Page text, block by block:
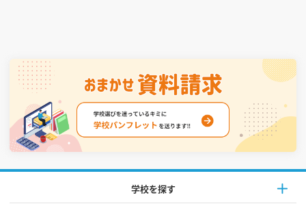
学校を探す